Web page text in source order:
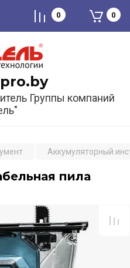
Группы компаний
0 0
Аккумуляторный
пила